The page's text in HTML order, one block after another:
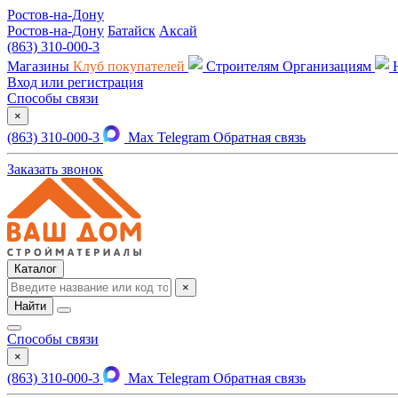
Ростов-на-Дону
Ростов-на-Дону Батайск Аксай
(863) 310-000-3
Магазины Клуб покупателей Строителям Организациям
Вход или регистрация
Способы связи
×
(863) 310-000-3 Max Telegram Обратная связь
Заказать звонок
Каталог
×
Найти
Способы связи
×
(863) 310-000-3 Max Telegram Обратная связь